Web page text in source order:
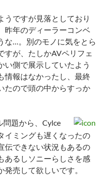
うですが見落としており
昨年のディーラーコンベ
な…。別のモノに気をとら
すが、たしかAVペリフェ
い側で展示していたよう
情報はなかったし、最終
たので頭の中からすっか
題から、Cylce
イミングも遅くなったの
伝できない状況もあるの
あるしソニーらしさを感
売して欲しいです。